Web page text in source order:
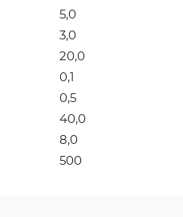
5,0
3,0
20,0
0,1
0,5
40,0
8,0
500